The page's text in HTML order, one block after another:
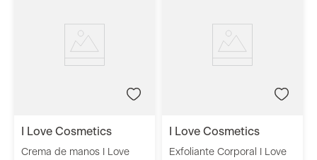
i love cosmetics
Crema de manos I Love
i love cosmetics
Exfoliante Corporal I Love